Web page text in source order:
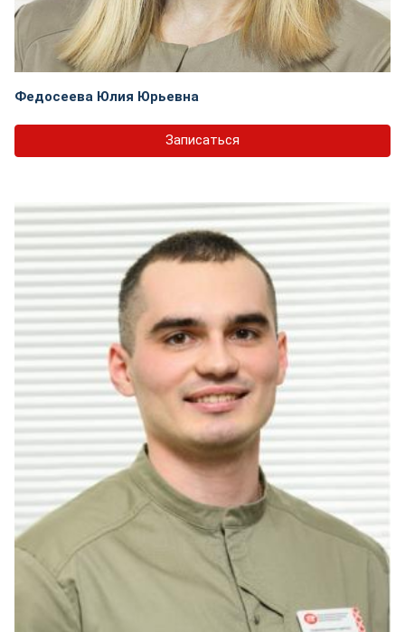
Федосеева Юлия Юрьевна
Записаться